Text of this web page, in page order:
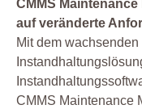
CMMS
auf veränderte
Mit dem
CMMS Maintenance